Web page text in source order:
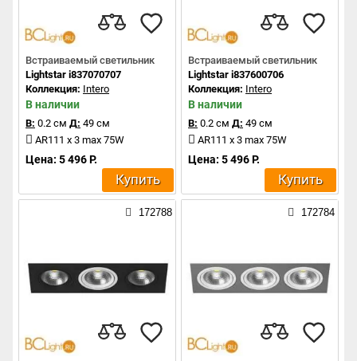
Встраиваемый светильник
Lightstar i837070707
Коллекция: Intero
В наличии
В: 0.2 см Д: 49 см
AR111 x 3 max 75W
Цена: 5 496 Р.
Купить
Встраиваемый светильник
Lightstar i837600706
Коллекция: Intero
В наличии
В: 0.2 см Д: 49 см
AR111 x 3 max 75W
Цена: 5 496 Р.
Купить
172788 172784